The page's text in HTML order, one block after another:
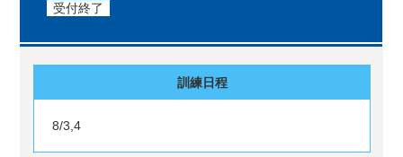
受付終了
訓練日程
8/3,4